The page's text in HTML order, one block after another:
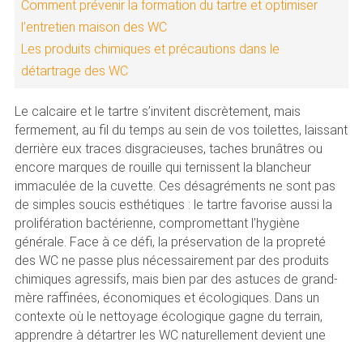
Comment prévenir la formation du tartre et optimiser
l’entretien maison des WC
Les produits chimiques et précautions dans le
détartrage des WC
Le calcaire et le tartre s’invitent discrètement, mais
fermement, au fil du temps au sein de vos toilettes, laissant
derrière eux traces disgracieuses, taches brunâtres ou
encore marques de rouille qui ternissent la blancheur
immaculée de la cuvette. Ces désagréments ne sont pas
de simples soucis esthétiques : le tartre favorise aussi la
prolifération bactérienne, compromettant l’hygiène
générale. Face à ce défi, la préservation de la propreté
des WC ne passe plus nécessairement par des produits
chimiques agressifs, mais bien par des astuces de grand-
mère raffinées, économiques et écologiques. Dans un
contexte où le nettoyage écologique gagne du terrain,
apprendre à détartrer les WC naturellement devient une